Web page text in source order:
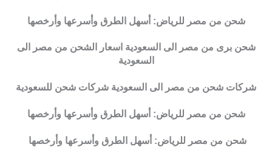
شحن من مصر للرياض: أسهل الطرق وأسرعها وأرخصها
شحن برى من مصر الى السعودية اسعار الشحن من مصر الى
السعودية
شركات شحن من مصر الى السعودية شركات شحن للسعودية
شحن من مصر للرياض: أسهل الطرق وأسرعها وأرخصها
شحن من مصر للرياض: أسهل الطرق وأسرعها وأرخصها